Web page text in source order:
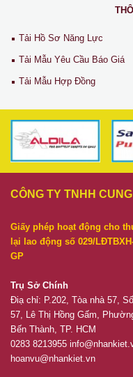
Tải Hồ Sơ Năng Lực
Tải Mẫu Yêu Cầu Báo Giá
Tải Mẫu Hợp Đồng
CÔNG TY TNHH
Giấy phép hoạt động cho
lại lao động số 029/
GP
Trụ Sở Chính
Điạ chỉ: P.202, Tòa nhà 57, Số
57, Lê Thị Hồng Gấm,
Bến Thành, TP. HCM
0283 8213955
hoanvu@nhankiet.vn